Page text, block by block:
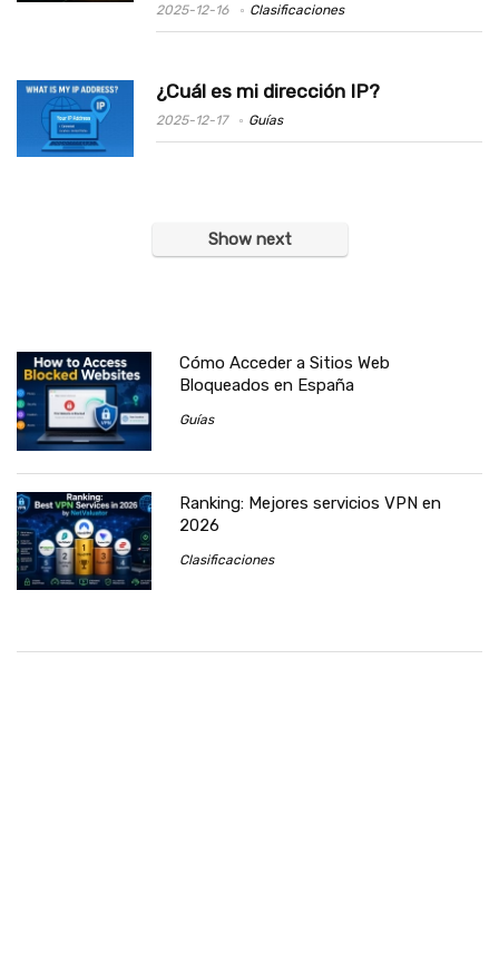
2025-12-16 Clasificaciones
¿Cuál es mi dirección IP?
2025-12-17 Guías
Show next
Cómo Acceder a Sitios Web
Bloqueados en España
Guías
Ranking: Mejores servicios VPN en
2026
Clasificaciones